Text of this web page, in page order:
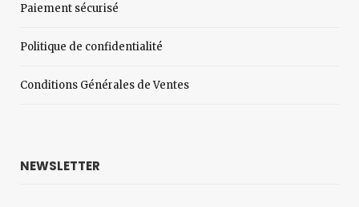
Paiement sécurisé
Politique de confidentialité
Conditions Générales de Ventes
NEWSLETTER